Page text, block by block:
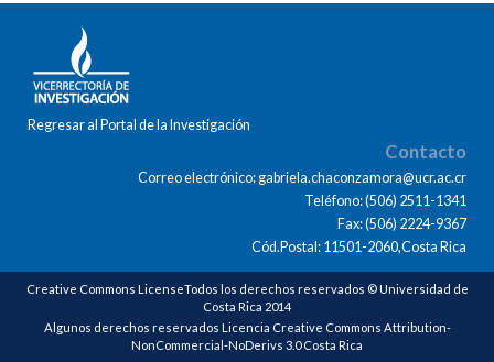
Regresar al Portal de la Investigación
Contacto
Correo electrónico: gabriela.chaconzamora@ucr.ac.cr
Teléfono: (506) 2511-1341
Fax: (506) 2224-9367
Cód.Postal: 11501-2060,Costa Rica
Creative Commons LicenseTodos los derechos reservados © Universidad de
Costa Rica 2014
Algunos derechos reservados Licencia Creative Commons Attribution-
NonCommercial-NoDerivs 3.0 Costa Rica